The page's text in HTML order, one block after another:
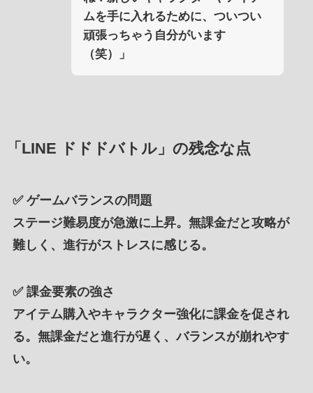
ムを手に入れるために、ついつい
頑張っちゃう自分がいます
（笑）」
「LINE ドドドバトル」の残念な点
✅ ゲームバランスの問題
ステージ難易度が急激に上昇。無課金だと攻略が
難しく、進行がストレスに感じる。
✅ 課金要素の強さ
アイテム購入やキャラクター強化に課金を促され
る。無課金だと進行が遅く、バランスが崩れやす
い。